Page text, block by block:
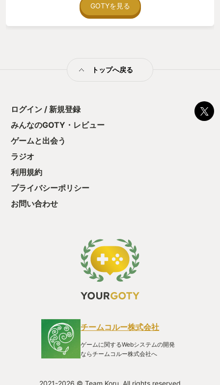
できたが、今回の冒険は少し違った。どうしても「PC版」で、
この世界の真の姿を味わいたいという、抑えきれない欲求が湧
ゲームの魂は「NPCとの会話」にある。翻訳ツール越しの対話
だ。 ​【「不便さ」という名の、丁寧なひと手間】 ​本作を象徴す
効率化の名のもとに削ぎ落とした「不便さ」の中にこそ、この
世界のリアリティは息づいている。 ​例えば、住人（NPC）一人
ひとりの生活サイクルだ。朝になれば起きて仕事場へ向かい、
夕暮れには酒場で一杯やり、夜が更ければ家に戻って眠りにつ
ば、こちらも宿を取るか野営をして、相手の生活時間に歩み寄
いないのだ。 ​会話ひとつとっても、それは単なる「手続き」で
はなく血の通った「対話」だ。まずはブリタニアの礼儀に則
り、互いの名前と仕事を名乗り合う。そこから自らキーワード
わりだ。 マップ上のほとんどのオブジェクトは動かしたり手に
取ったりできるが、それらは単なるデータとして置かれている
のではない。職人の家ならその道具が、だらしない者の部屋な
ら散乱した私物が、住む人の暮らしぶりを手に取るように伝え
てくれる。引き出しを覗けばそこにはその人の秘密が隠されて
のだ。 魔法ひとつ使うのにも、一筋縄ではいかない。店で呪文
本作は常に「ひと手間」を要求してくるのだ。 ​これらの表現
は、現代のゲーム基準で言えば「省くべき無駄」なのかもしれ
ない。しかし、そのプロセスがあるからこそ、自らの分身であ
るキャラクターと一体化し、その地に生き、世界に深く入り込
める。それは不自由さではなく、没入のための「丁寧なひと手
GOTYを見る
トップへ戻る
ログイン / 新規登録
みんなのGOTY・レビュー
ゲームと出会う
ラジオ
利用規約
プライバシーポリシー
お問い合わせ
チームコルー株式会社
ゲームに関するWebシステムの開発
ならチームコルー株式会社へ
2021-2026 © Team Koru. All rights reserved